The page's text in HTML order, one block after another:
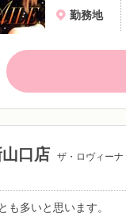
勤務地
口店 ザ・ロヴィーナ
も多いと思います。